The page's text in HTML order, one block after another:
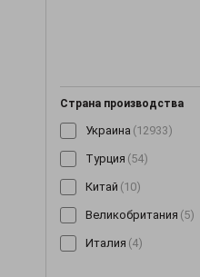
Перчатки(2)
Пиджаки (233)
Пижамы(62)
Пинетки(8)
Платья (3353)
Плащи(6)
Страна производства
Украина (12933)
Турция (54)
Китай (10)
Великобритания (5)
Италия (4)